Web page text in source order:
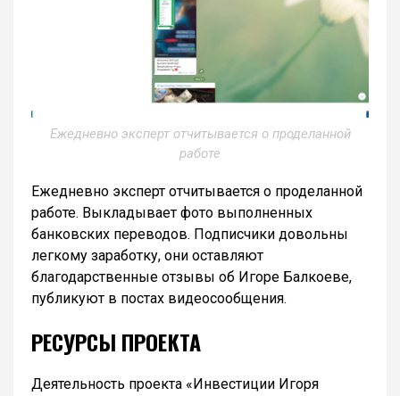
Ежедневно эксперт отчитывается о проделанной
работе
Ежедневно эксперт отчитывается о проделанной
работе. Выкладывает фото выполненных
банковских переводов. Подписчики довольны
легкому заработку, они оставляют
благодарственные отзывы об Игоре Балкоеве,
публикуют в постах видеосообщения.
РЕСУРСЫ ПРОЕКТА
Деятельность проекта «Инвестиции Игоря